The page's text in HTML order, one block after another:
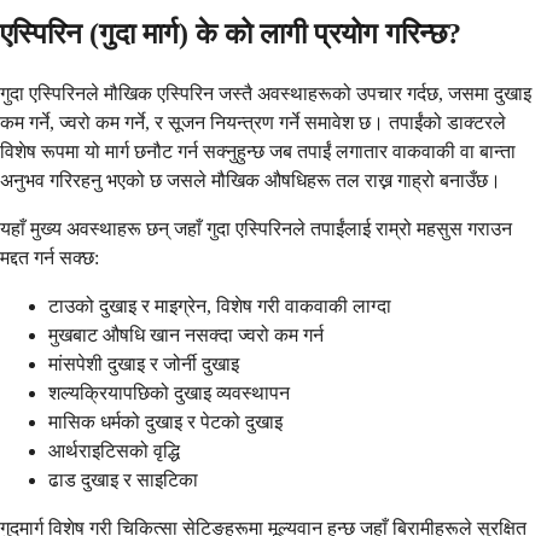
एस्पिरिन (गुदा मार्ग) के को लागी प्रयोग गरिन्छ?
गुदा एस्पिरिनले मौखिक एस्पिरिन जस्तै अवस्थाहरूको उपचार गर्दछ, जसमा दुखाइ
कम गर्ने, ज्वरो कम गर्ने, र सूजन नियन्त्रण गर्ने समावेश छ। तपाईंको डाक्टरले
विशेष रूपमा यो मार्ग छनौट गर्न सक्नुहुन्छ जब तपाईं लगातार वाकवाकी वा बान्ता
अनुभव गरिरहनु भएको छ जसले मौखिक औषधिहरू तल राख्न गाह्रो बनाउँछ।
यहाँ मुख्य अवस्थाहरू छन् जहाँ गुदा एस्पिरिनले तपाईंलाई राम्रो महसुस गराउन
मद्दत गर्न सक्छ:
टाउको दुखाइ र माइग्रेन, विशेष गरी वाकवाकी लाग्दा
मुखबाट औषधि खान नसक्दा ज्वरो कम गर्न
मांसपेशी दुखाइ र जोर्नी दुखाइ
शल्यक्रियापछिको दुखाइ व्यवस्थापन
मासिक धर्मको दुखाइ र पेटको दुखाइ
आर्थराइटिसको वृद्धि
ढाड दुखाइ र साइटिका
गुदमार्ग विशेष गरी चिकित्सा सेटिङहरूमा मूल्यवान हुन्छ जहाँ बिरामीहरूले सुरक्षित